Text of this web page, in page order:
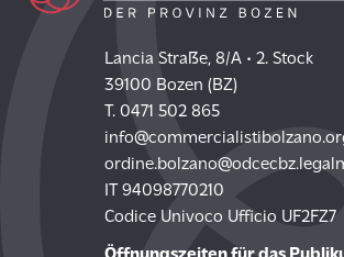
Lancia Straße, 8/A • 2. Stock
39100 Bozen (BZ)
T. 0471 502 865
IT 94098770210
Codice Univoco Ufficio UF2FZ7